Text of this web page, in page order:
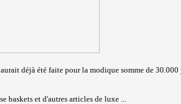
déjà été faite pour la modique somme de
baskets et d'autres articles de luxe ...